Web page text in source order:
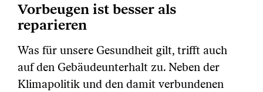
Vorbeugen ist besser als
reparieren
Was für unsere Gesundheit gilt, trifft auch
auf den Gebäudeunterhalt zu. Neben der
Klimapolitik und den damit verbundenen